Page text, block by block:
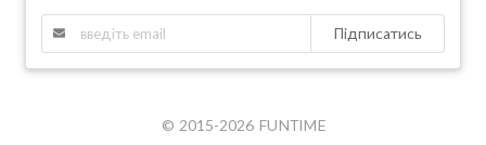
Підписатись
© 2015-2026 FUNTIME